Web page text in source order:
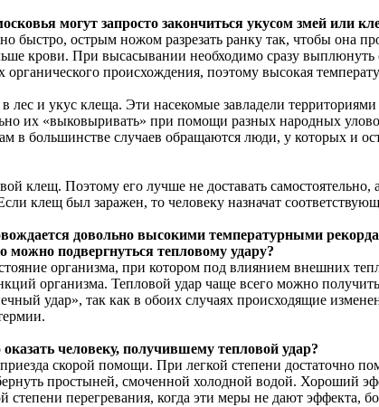
могут запросто закончиться укусом змей или
быстро, острым ножом разрезать ранку так, чтобы она
крови. При высасывании необходимо сразу выплюнуть
органического происхождения, поэтому высокая
лес и укус клеща. Эти насекомые завладели
их «выковыривать» при помощи разных народных
в большинстве случаев обращаются люди, у которых и
клещ. Поэтому его лучше не доставать
клещ был заражен, то человеку назначат
довольно высокими температурными
можно подвергнуться тепловому удару?
организма, при котором под влиянием внешних
организма. Тепловой удар чаще всего можно
удар», так как в обоих случаях происходящие
человеку, получившему тепловой удар?
скорой помощи. При легкой степени достаточно
простыней, смоченной холодной водой. Хороший
степени перегревания, когда эти меры не дают эффекта,